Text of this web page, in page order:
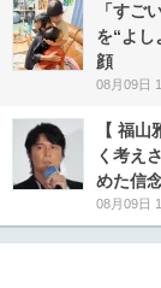
「すご
を“よし
顔
08月09日
【 福
く考え
めた信
08月09日